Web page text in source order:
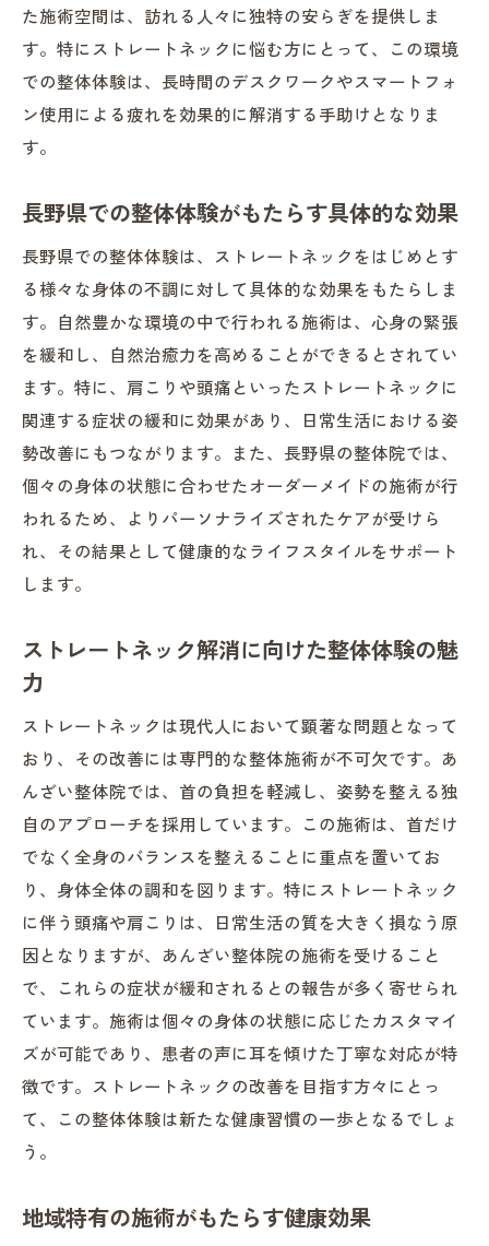
た施術空間は、訪れる人々に独特の安らぎを提供しま
す。特にストレートネックに悩む方にとって、この環境
での整体体験は、長時間のデスクワークやスマートフォ
ン使用による疲れを効果的に解消する手助けとなりま
す。
長野県での整体体験がもたらす具体的な効果
長野県での整体体験は、ストレートネックをはじめとす
る様々な身体の不調に対して具体的な効果をもたらしま
す。自然豊かな環境の中で行われる施術は、心身の緊張
を緩和し、自然治癒力を高めることができるとされてい
ます。特に、肩こりや頭痛といったストレートネックに
関連する症状の緩和に効果があり、日常生活における姿
勢改善にもつながります。また、長野県の整体院では、
個々の身体の状態に合わせたオーダーメイドの施術が行
われるため、よりパーソナライズされたケアが受けら
れ、その結果として健康的なライフスタイルをサポート
します。
ストレートネック解消に向けた整体体験の魅
力
ストレートネックは現代人において顕著な問題となって
おり、その改善には専門的な整体施術が不可欠です。あ
んざい整体院では、首の負担を軽減し、姿勢を整える独
自のアプローチを採用しています。この施術は、首だけ
でなく全身のバランスを整えることに重点を置いてお
り、身体全体の調和を図ります。特にストレートネック
に伴う頭痛や肩こりは、日常生活の質を大きく損なう原
因となりますが、あんざい整体院の施術を受けること
で、これらの症状が緩和されるとの報告が多く寄せられ
ています。施術は個々の身体の状態に応じたカスタマイ
ズが可能であり、患者の声に耳を傾けた丁寧な対応が特
徴です。ストレートネックの改善を目指す方々にとっ
て、この整体体験は新たな健康習慣の一歩となるでしょ
う。
地域特有の施術がもたらす健康効果